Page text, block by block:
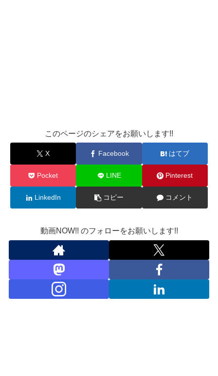
このページのシェアをお願いします!!
X Facebook はてブ
Pocket LINE Pinterest
LinkedIn コピー コメント
動画NOW!! のフォローをお願いします!!